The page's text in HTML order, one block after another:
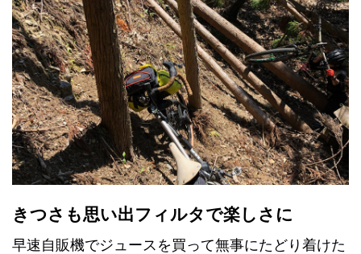
きつさも思い出フィルタで楽しさに
早速自販機でジュースを買って無事にたどり着けた